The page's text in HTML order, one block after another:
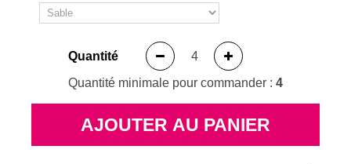
Quantité
Quantité minimale pour commander : 4
AJOUTER AU PANIER